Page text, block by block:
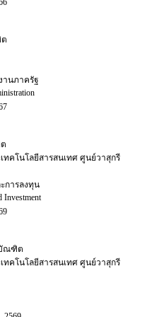
านภาครัฐ
ทคโนโลยีสารสนเทศ ศูนย์วาสุกรี
การลงทุน
Investment
ณฑิต
ทคโนโลยีสารสนเทศ ศูนย์วาสุกรี